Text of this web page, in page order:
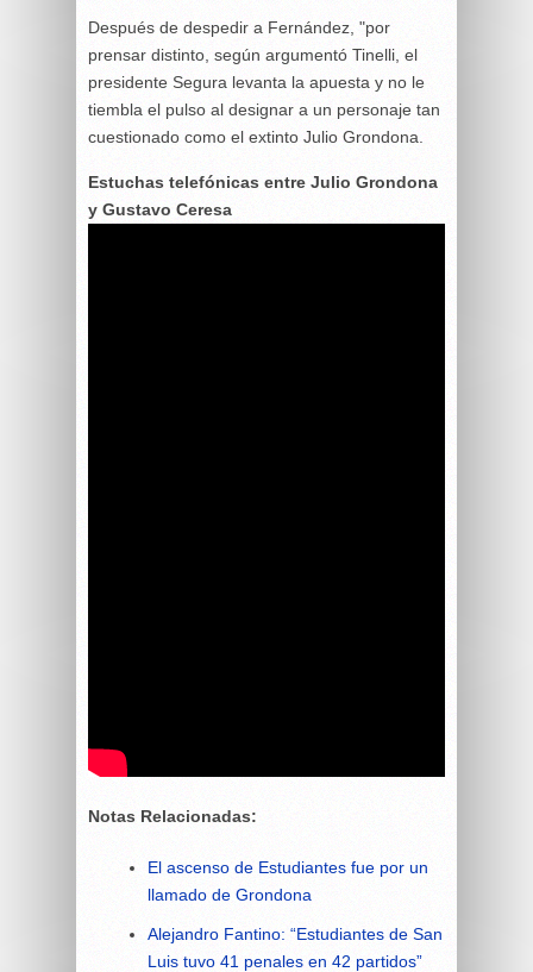
Después de despedir a Fernández, "por
prensar distinto, según argumentó Tinelli, el
presidente Segura levanta la apuesta y no le
tiembla el pulso al designar a un personaje tan
cuestionado como el extinto Julio Grondona.
Estuchas telefónicas entre Julio Grondona
y Gustavo Ceresa
Notas Relacionadas:
El ascenso de Estudiantes fue por un
llamado de Grondona
Alejandro Fantino: “Estudiantes de San
Luis tuvo 41 penales en 42 partidos”